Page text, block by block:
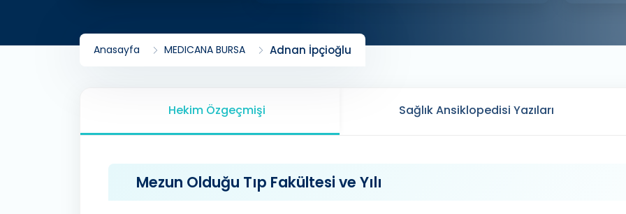
Anasayfa MEDICANA BURSA Adnan İpçioğlu
Hekim Özgeçmişi Sağlık Ansiklopedisi Yazıları
Mezun Olduğu Tıp Fakültesi ve Yılı